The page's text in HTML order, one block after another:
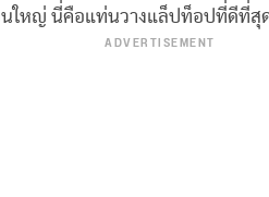
วนใหญ่ นี่คือแท่นวางแล็ปท็อปที่ดีที่
ADVERTISEMENT